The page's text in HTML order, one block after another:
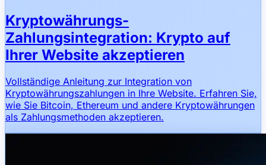
Kryptowährungs-
Zahlungsintegration: Krypto auf
Ihrer Website akzeptieren
Vollständige Anleitung zur Integration von
Kryptowährungszahlungen in Ihre Website. Erfahren Sie,
wie Sie Bitcoin, Ethereum und andere Kryptowährungen
als Zahlungsmethoden akzeptieren.